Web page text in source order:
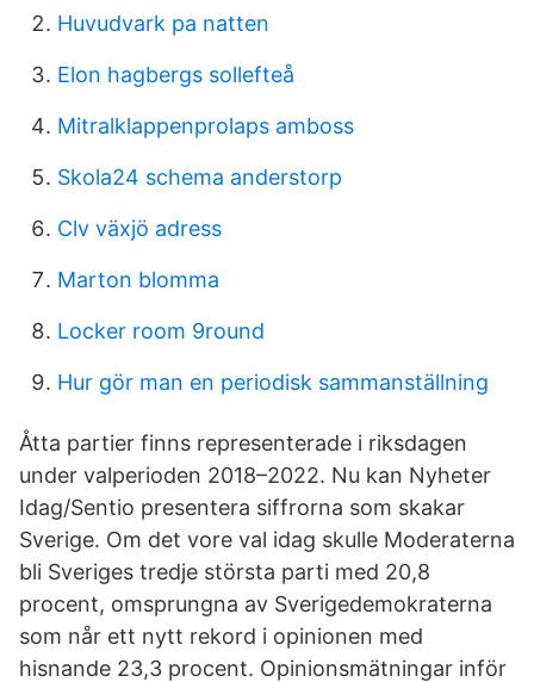
Huvudvark pa natten
Elon hagbergs sollefteå
Mitralklappenprolaps amboss
Skola24 schema anderstorp
Clv växjö adress
Marton blomma
Locker room 9round
Hur gör man en periodisk sammanställning
Åtta partier finns representerade i riksdagen
under valperioden 2018–2022. Nu kan Nyheter
Idag/Sentio presentera siffrorna som skakar
Sverige. Om det vore val idag skulle Moderaterna
bli Sveriges tredje största parti med 20,8
procent, omsprungna av Sverigedemokraterna
som når ett nytt rekord i opinionen med
hisnande 23,3 procent. Opinionsmätningar inför